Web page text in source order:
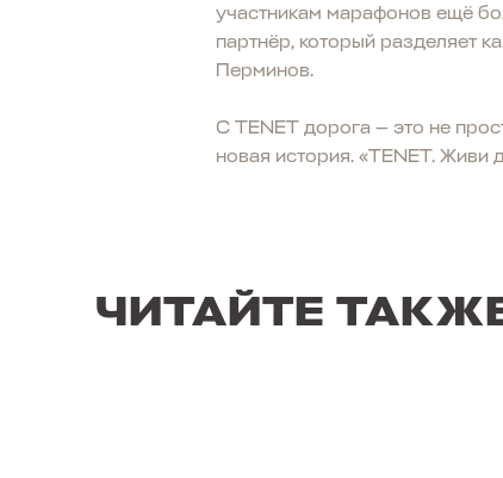
участникам марафонов ещё
партнёр, который разделяет
Перминов.
С TENET дорога — это не
новая история. «TENET. Живи
ЧИТАЙТЕ